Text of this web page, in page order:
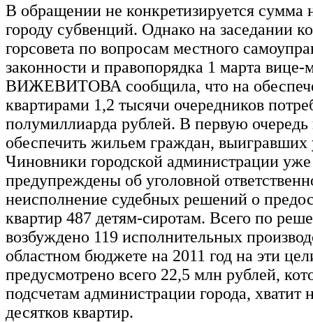
В обращении не конкретизируется сумма
городу субвенций. Однако на заседании
горсовета по вопросам местного
законности и правопорядка 1 марта вице-
ВИЖЕВИТОВА сообщила, что на
квартирами 1,2 тысячи очередников
полумиллиарда рублей. В первую очередь
обеспечить жильем граждан,
Чиновники городской администрации уже
предупреждены об уголовной
неисполнение судебных решений о
квартир 487 детям-сиротам. Всего по
возбуждено 119 исполнительных
областном бюджете на 2011 год на эти
предусмотрено всего 22,5 млн рублей,
подсчетам администрации города, хватит
десятков квартир.